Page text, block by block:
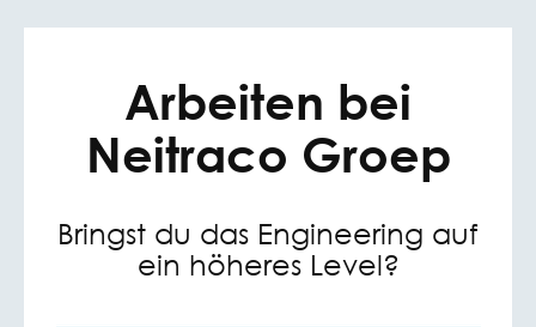
Arbeiten bei
Neitraco Groep
Bringst du das Engineering auf
ein höheres Level?